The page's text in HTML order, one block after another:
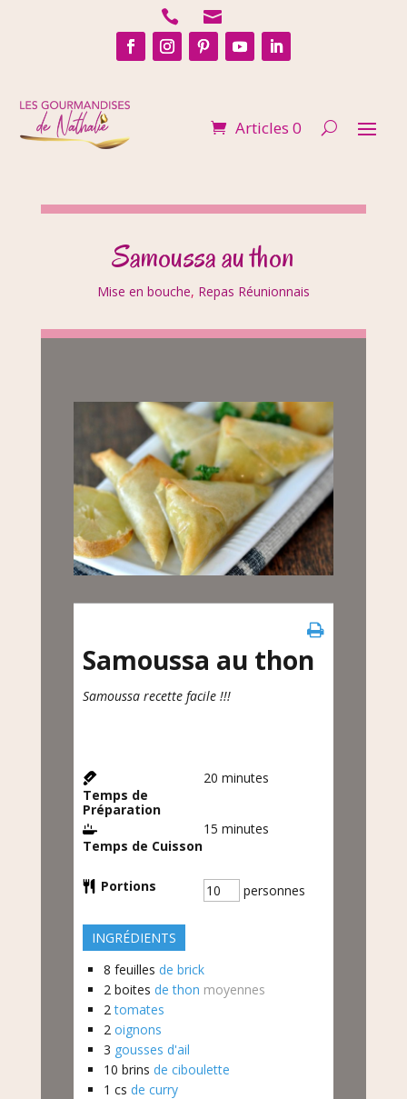
 
Articles 0
Samoussa au thon
Mise en bouche, Repas Réunionnais
Samoussa au thon
Samoussa recette facile !!!
Temps de
Préparation
20 minutes
Temps de Cuisson
15 minutes
Portions personnes
INGRÉDIENTS
8 feuilles de brick
2 boites de thon moyennes
2 tomates
2 oignons
3 gousses d'ail
10 brins de ciboulette
1 cs de curry